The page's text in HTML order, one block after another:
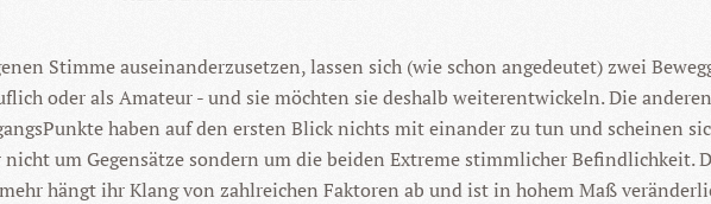
Stimme auseinanderzusetzen, lassen sich (wie schon angedeutet) zwei
oder als Amateur - und sie möchten sie deshalb weiterentwickeln. Die
haben auf den ersten Blick nichts mit einander zu tun und scheinen
um Gegensätze sondern um die beiden Extreme stimmlicher Befindlichkeit.
hängt ihr Klang von zahlreichen Faktoren ab und ist in hohem Maß